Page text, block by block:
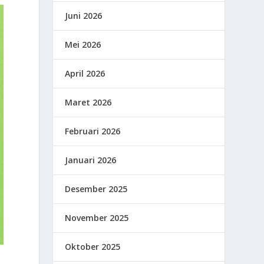
Juni 2026
Mei 2026
April 2026
Maret 2026
Februari 2026
Januari 2026
Desember 2025
November 2025
Oktober 2025